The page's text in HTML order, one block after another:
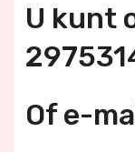
U kunt
Of e-